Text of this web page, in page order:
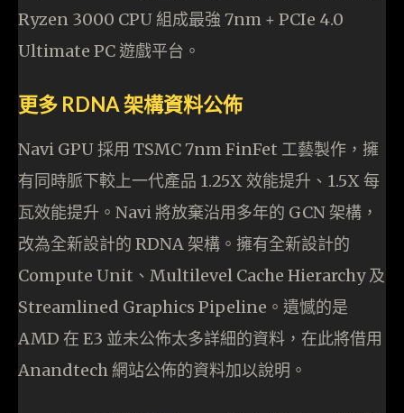
Ryzen 3000 CPU 組成最強 7nm + PCIe 4.0
Ultimate PC 遊戲平台。
更多 RDNA 架構資料公佈
Navi GPU 採用 TSMC 7nm FinFet 工藝製作，擁
有同時脈下較上一代產品 1.25X 效能提升、1.5X 每
瓦效能提升。Navi 將放棄沿用多年的 GCN 架構，
改為全新設計的 RDNA 架構。擁有全新設計的
Compute Unit、Multilevel Cache Hierarchy 及
Streamlined Graphics Pipeline。遺憾的是
AMD 在 E3 並未公佈太多詳細的資料，在此將借用
Anandtech 網站公佈的資料加以說明。